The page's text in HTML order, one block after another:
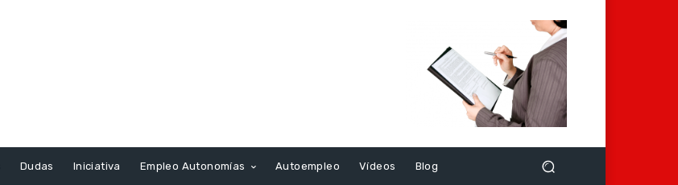
Dudas Iniciativa Empleo Autonomías Autoempleo Vídeos Blog